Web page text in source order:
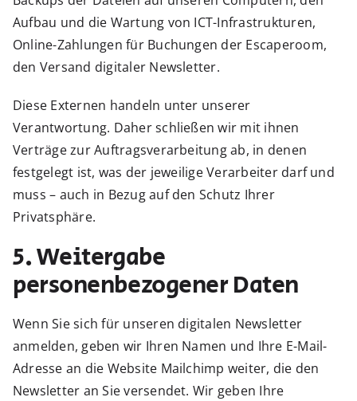
Aufbau und die Wartung von ICT-Infrastrukturen,
Online-Zahlungen für Buchungen der Escaperoom,
den Versand digitaler Newsletter.
Diese Externen handeln unter unserer
Verantwortung. Daher schließen wir mit ihnen
Verträge zur Auftragsverarbeitung ab, in denen
festgelegt ist, was der jeweilige Verarbeiter darf und
muss – auch in Bezug auf den Schutz Ihrer
Privatsphäre.
5. Weitergabe
personenbezogener Daten
Wenn Sie sich für unseren digitalen Newsletter
anmelden, geben wir Ihren Namen und Ihre E-Mail-
Adresse an die Website Mailchimp weiter, die den
Newsletter an Sie versendet. Wir geben Ihre